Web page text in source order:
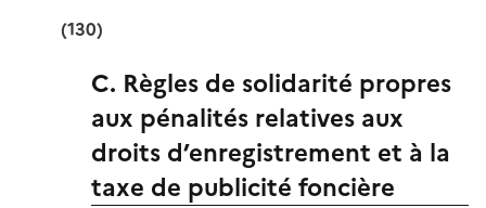
(130)
C. Règles de solidarité propres
aux pénalités relatives aux
droits d’enregistrement et à la
taxe de publicité foncière